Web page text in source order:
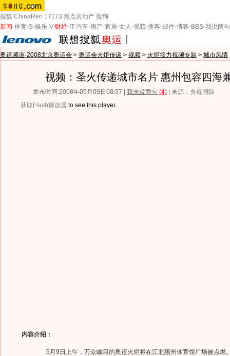
搜狐 ChinaRen 17173 焦点房地产 搜狗
新闻-体育-S-娱乐-V-财经- IT-汽车-房产-家居-女人-视频-播客-邮件-博客-BBS-我说两句
奥运频道-2008北京奥运会 > 奥运会火炬传递 > 视频 > 火炬接力视频专题 > 城市风情
视频：圣火传递城市名片 惠州包容四海
发布时间:2008年05月09日08:37 | 我来说两句 (4) | 来源：央视国际
获取Flash播放器 to see this player.
内容介绍：
5月9日上午，万众瞩目的奥运火炬将在江北惠州体育馆广场被点燃